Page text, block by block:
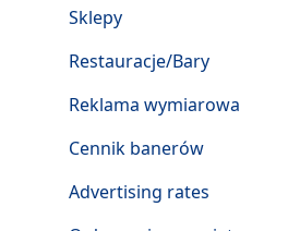
Sklepy
Restauracje/Bary
Reklama wymiarowa
Cennik banerów
Advertising rates